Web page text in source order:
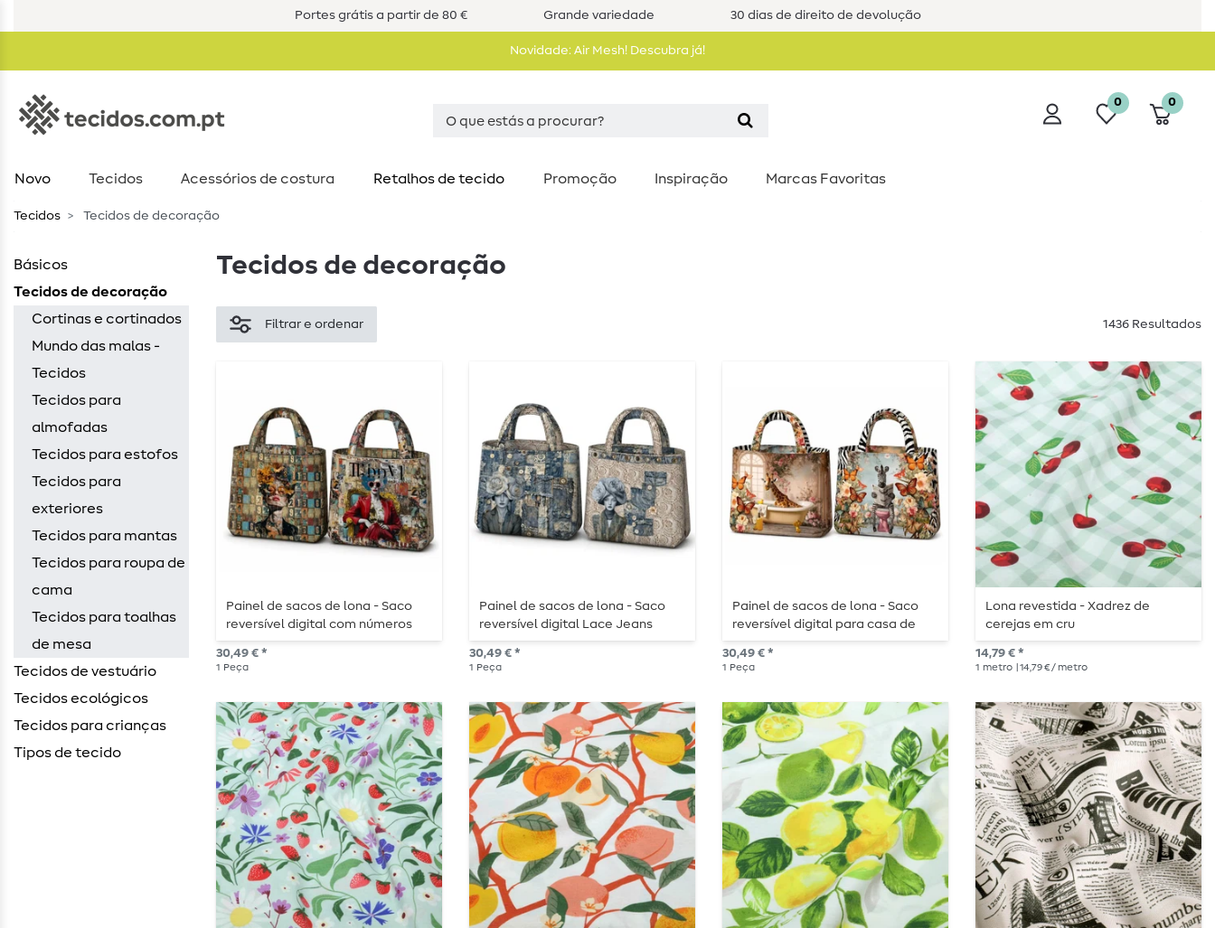
Portes grátis a partir de 80 € Grande variedade 30 dias de direito de devolução
Novidade: Air Mesh! Descubra já!
0 0
Novo Tecidos Acessórios de costura​ Retalhos de tecido Promoção Inspiração Marcas Favoritas
Tecidos Tecidos de decoração
Básicos
Tecidos de decoração
Cortinas e cortinados
Mundo das malas -
Tecidos
Tecidos para
almofadas
Tecidos para estofos
Tecidos para
exteriores
Tecidos para mantas
Tecidos para roupa de
cama
Tecidos para toalhas
de mesa
Tecidos de vestuário
Tecidos ecológicos
Tecidos para crianças
Tipos de tecido
Tecidos de decoração
Filtrar e ordenar 1436 Resultados
Painel de sacos de lona - Saco
reversível digital com números
multicoloridos
30,49 € *
1 Peça
Painel de sacos de lona - Saco
reversível digital Lace Jeans
Multicolor
30,49 € *
1 Peça
Painel de sacos de lona - Saco
reversível digital para casa de
banho multicolorido
30,49 € *
1 Peça
Lona revestida - Xadrez de
cerejas em cru
14,79 € *
1 metro | 14,79 € / metro